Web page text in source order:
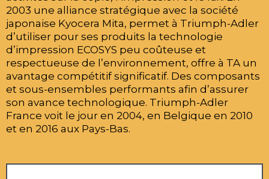
2003 une alliance stratégique avec la société
japonaise Kyocera Mita, permet à Triumph-Adler
d’utiliser pour ses produits la technologie
d’impression ECOSYS peu coûteuse et
respectueuse de l’environnement, offre à TA un
avantage compétitif significatif. Des composants
et sous-ensembles performants afin d’assurer
son avance technologique. Triumph-Adler
France voit le jour en 2004, en Belgique en 2010
et en 2016 aux Pays-Bas.